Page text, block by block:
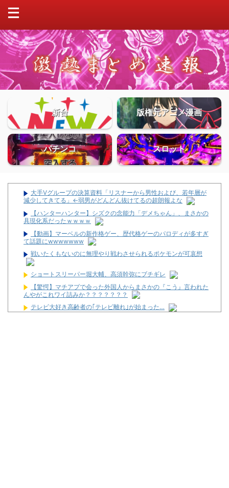
新台 版権元アニメ漫画
パチンコ スロット
大手Vグループの決算資料「リスナーから男性および、若年層が
減少してきてる」←弱男がどんどん抜けてるの超朗報よな
【ハンターハンター】シズクの念能力「デメちゃん」、まさかの
具現化系だったｗｗｗｗ
【動画】マーベルの新作格ゲー、歴代格ゲーのパロディが多すぎ
て話題にwwwwwww
戦いたくもないのに無理やり戦わさせられるポケモンが可哀想
ショートスリーパー堀大輔、高須幹弥にブチギレ
【驚愕】マチアプで会った外国人からまさかの『こう』言われた
んやがこれワイ詰みか？？？？？？？
テレビ大好き高齢者の｢テレビ離れ｣が始まった…